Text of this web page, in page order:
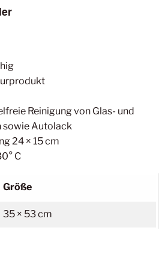
Reinigung von Glas- und
Autolack
24 × 15 cm
C
Größe
35 × 53 cm